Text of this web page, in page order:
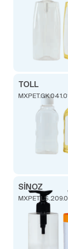
TOLL
SİNOZ